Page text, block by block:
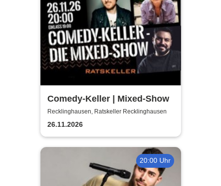
Comedy-Keller | Mixed-Show
Recklinghausen, Ratskeller Recklinghausen
26.11.2026
20:00 Uhr